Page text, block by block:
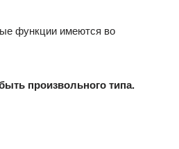
функции имеются во
произвольного типа.